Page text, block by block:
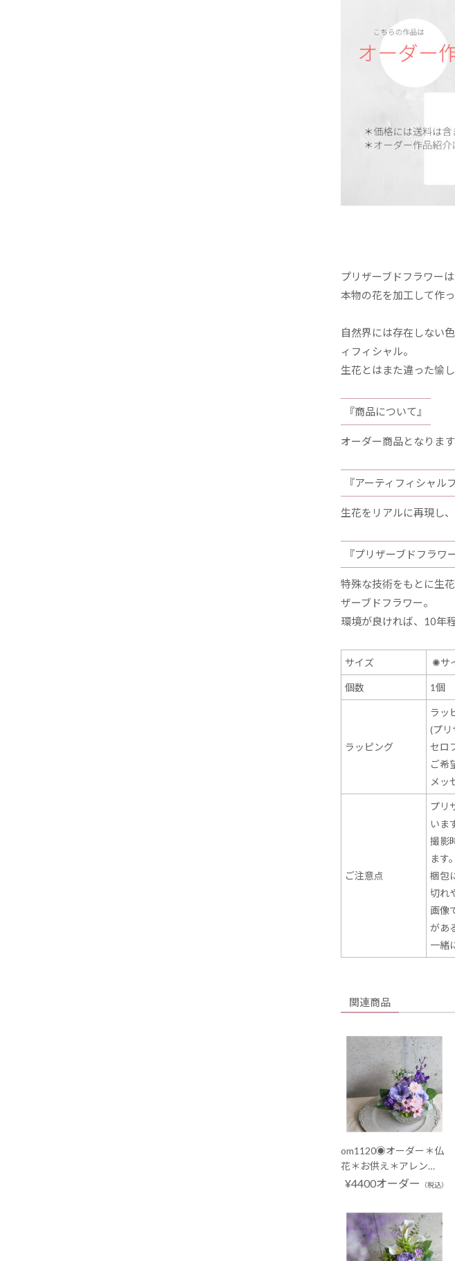
プリザーブドフラワー
本物の花を加工して作
自然界には存在しない
ィフィシャル。
生花とはまた違った愉
『商品について』
オーダー商品となります
『アーティフィシャル
生花をリアルに再現し
『プリザーブドフラワ
特殊な技術をもとに生
ザーブドフラワー。
環境が良ければ、10年
サイズ ✺サ
個数 1個
ラッピング
ラッ
(プリ
セロ
ご希
メッ
ご注意点
プリ
いま
撮影
ます。
梱包
切れ
画像
があ
一緒
関連商品
om1120◉オーダー＊仏
花＊お供え＊アレン…
¥4400オーダー （税込）